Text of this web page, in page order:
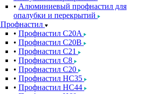
Алюминиевый профнастил для
опалубки и перекрытий
Профнастил
Профнастил С20A
Профнастил С20B
Профнастил С21
Профнастил С8
Профнастил С20
Профнастил НС35
Профнастил НС44